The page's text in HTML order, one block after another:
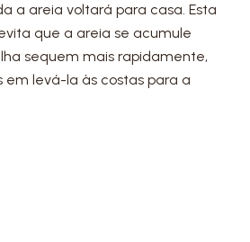
a areia voltará para casa. Esta
que a areia se acumule
sequem mais rapidamente,
levá-la às costas para a